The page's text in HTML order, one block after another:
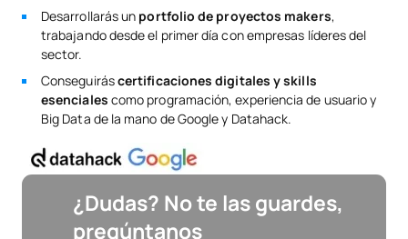
Desarrollarás un portfolio de proyectos makers,
trabajando desde el primer día con empresas líderes del
sector.
Conseguiráscertificaciones digitales y skills
esenciales como programación, experiencia de usuario y
Big Data de la mano de Google y Datahack.
¿Dudas? No te las guardes,
pregúntanos